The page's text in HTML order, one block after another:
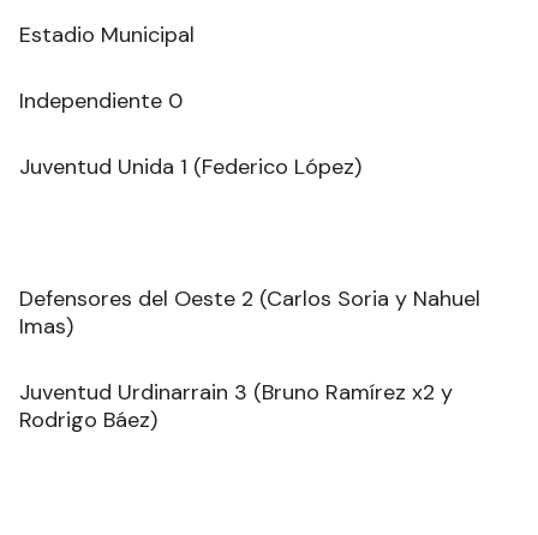
Estadio Municipal
Independiente 0
Juventud Unida 1 (Federico López)
Defensores del Oeste 2 (Carlos Soria y Nahuel
Imas)
Juventud Urdinarrain 3 (Bruno Ramírez x2 y
Rodrigo Báez)